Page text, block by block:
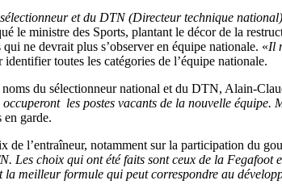
et du DTN (Directeur technique
le ministre des Sports, plantant le décor de la
ne devrait plus s’observer en équipe nationale. «Il
toutes les catégories de l’équipe nationale.
noms du sélectionneur national et du DTN, Alain-
les postes vacants de la nouvelle équipe.
en garde.
de l’entraîneur, notamment sur la participation du
Les choix qui ont été faits sont ceux de la Fegafoot
la meilleur formule qui peut correspondre au